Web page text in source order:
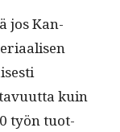
jos Kan­
kuin
työn tuot­